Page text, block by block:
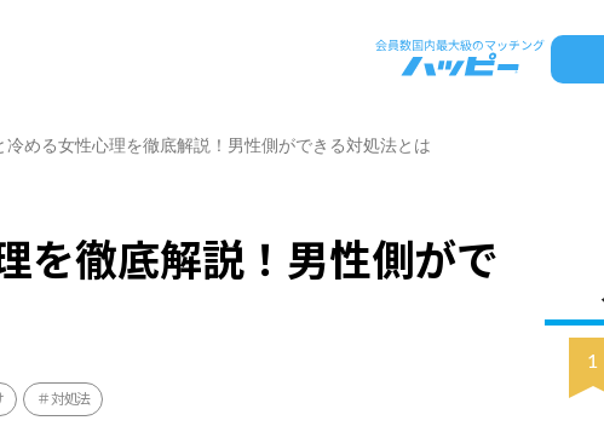
冷める女性心理を徹底解説！男性側ができる対処法とは
を徹底解説！男性側がで
対処法